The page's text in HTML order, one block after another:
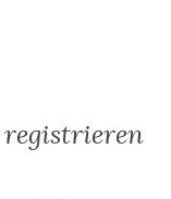
registrieren